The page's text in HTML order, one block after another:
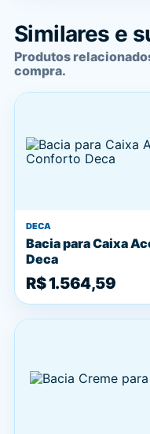
Similares e
Produtos
compra.
DECA
Bacia para Caixa
Deca
R$ 1.564,59